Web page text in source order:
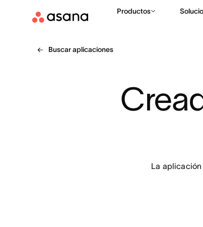
Productos
Buscar aplicaciones
La